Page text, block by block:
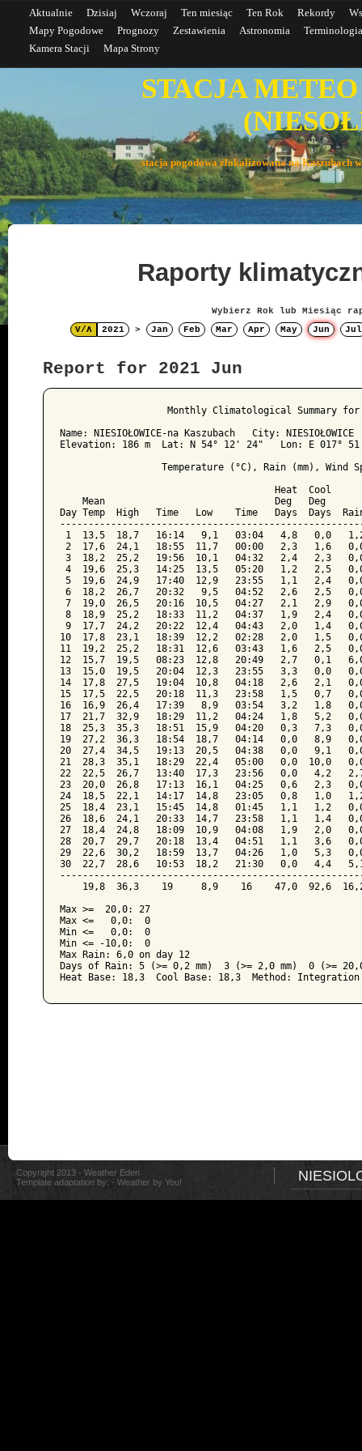
Aktualnie Dzisiaj Wczoraj Ten miesiąc Ten Rok Rekordy
Mapy Pogodowe
Prognozy Zestawienia Astronomia
Terminologia
Kamera Stacji
Mapa Strony
STACJA
stacja pogodowa zlokalizowana na
Raporty
Wybierz Rok lub Miesiąc
V/Λ
2021 > Jan Feb Mar Apr May Jun Jul
Report for 2021 Jun
Monthly Climatological Summary for
Name: NIESIOŁOWICE-na Kaszubach   City:
Elevation: 186 m  Lat: N 54° 12' 24"   Lon: E 017°
Temperature (°C), Rain (mm), Wind
Heat  Cool
Mean                              Deg   Deg
Day Temp  High   Time   Low    Time   Days  Days
1  13,5  18,7   16:14   9,1   03:04   4,8   0,0
2  17,6  24,1   18:55  11,7   00:00   2,3   1,6
3  18,2  25,2   19:56  10,1   04:32   2,4   2,3
4  19,6  25,3   14:25  13,5   05:20   1,2   2,5
5  19,6  24,9   17:40  12,9   23:55   1,1   2,4
6  18,2  26,7   20:32   9,5   04:52   2,6   2,5
7  19,0  26,5   20:16  10,5   04:27   2,1   2,9
8  18,9  25,2   18:33  11,2   04:37   1,9   2,4
9  17,7  24,2   20:22  12,4   04:43   2,0   1,4
10  17,8  23,1   18:39  12,2   02:28   2,0   1,5
11  19,2  25,2   18:31  12,6   03:43   1,6   2,5
12  15,7  19,5   08:23  12,8   20:49   2,7   0,1   6,0
13  15,0  19,5   20:04  12,3   23:55   3,3   0,0   0,0
14  17,8  27,5   19:04  10,8   04:18   2,6   2,1
15  17,5  22,5   20:18  11,3   23:58   1,5   0,7
16  16,9  26,4   17:39   8,9   03:54   3,2   1,8
17  21,7  32,9   18:29  11,2   04:24   1,8   5,2
18  25,3  35,3   18:51  15,9   04:20   0,3   7,3
19  27,2  36,3   18:54  18,7   04:14   0,0   8,9
20  27,4  34,5   19:13  20,5   04:38   0,0   9,1
21  28,3  35,1   18:29  22,4   05:00   0,0  10,0
22  22,5  26,7   13:40  17,3   23:56   0,0   4,2
23  20,0  26,8   17:13  16,1   04:25   0,6   2,3
24  18,5  22,1   14:17  14,8   23:05   0,8   1,0
25  18,4  23,1   15:45  14,8   01:45   1,1   1,2   0,0
26  18,6  24,1   20:33  14,7   23:58   1,1   1,4
27  18,4  24,8   18:09  10,9   04:08   1,9   2,0
28  20,7  29,7   20:18  13,4   04:51   1,1   3,6   0,0
29  22,6  30,2   18:59  13,7   04:26   1,0   5,3
30  22,7  28,6   10:53  18,2   21:30   0,0   4,4
19,8  36,3    19     8,9    16    47,0  92,6
Max >=  20,0: 27
Max <=   0,0:  0
Min <=   0,0:  0
Min <= -10,0:  0
Max Rain: 6,0 on day 12
Days of Rain: 5 (>= 0,2 mm)  3 (>= 2,0 mm)  0 (>= 20,0
Heat Base: 18,3  Cool Base: 18,3  Method: Integration
Copyright 2013 - Weather Eden
Template adaptation by: - Weather by You!